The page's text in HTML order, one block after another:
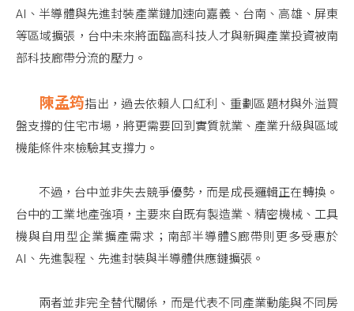
AI、半導體與先進封裝產業鏈加速向嘉義、台南、高雄、屏東
等區域擴張，台中未來將面臨高科技人才與新興產業投資被南
部科技廊帶分流的壓力。
陳孟筠指出，過去依賴人口紅利、重劃區題材與外溢買
盤支撐的住宅市場，將更需要回到實質就業、產業升級與區域
機能條件來檢驗其支撐力。
不過，台中並非失去競爭優勢，而是成長邏輯正在轉換。
台中的工業地產強項，主要來自既有製造業、精密機械、工具
機與自用型企業擴產需求；南部半導體S廊帶則更多受惠於
AI、先進製程、先進封裝與半導體供應鏈擴張。
兩者並非完全替代關係，而是代表不同產業動能與不同房